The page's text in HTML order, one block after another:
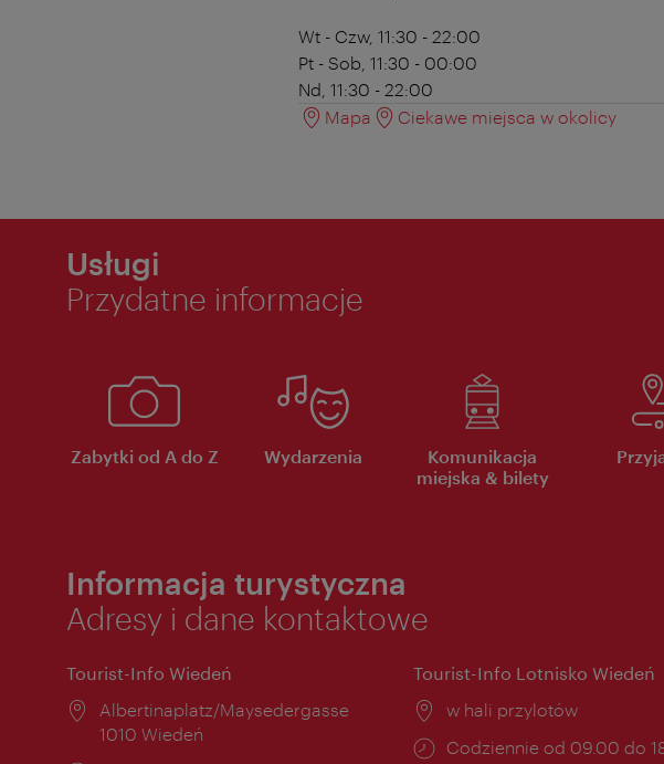
Wt - Czw, 11:30 - 22:00
Pt - Sob, 11:30 - 00:00
Nd, 11:30 - 22:00
Mapa
Ciekawe miejsca w okolicy
Usługi
Przydatne informacje
Zabytki od A do Z Wydarzenia
Komunikacja
miejska & bilety
Informacja turystyczna
Adresy i dane kontaktowe
Tourist-Info Wiedeń
Miejsce:
Albertinaplatz/Maysedergasse
1010 Wiedeń
Tourist-Info Lotnisko Wiedeń
Miejsce:
w hali przylotów
Godziny
Codziennie od 09.00 do